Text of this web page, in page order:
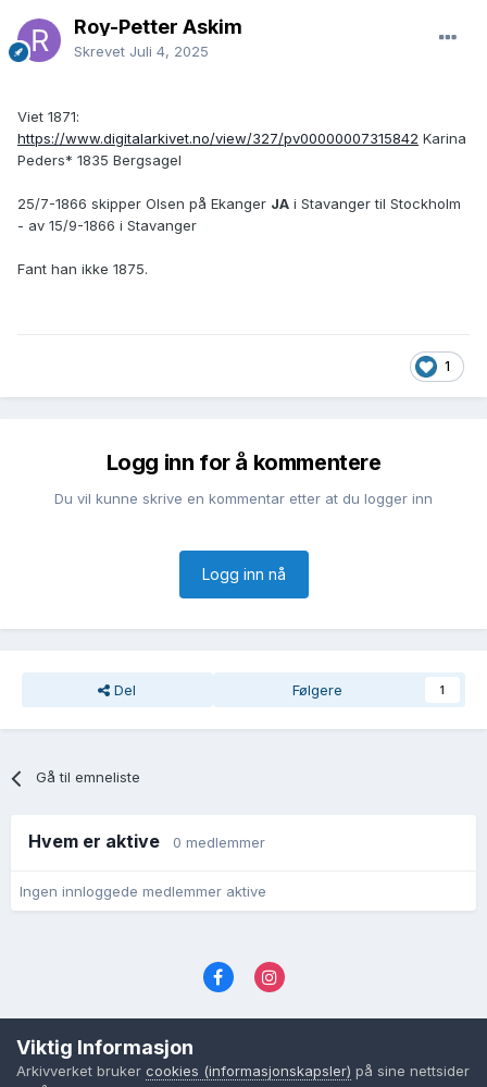
Roy-Petter Askim
Skrevet Juli 4, 2025
Viet 1871:
https://www.digitalarkivet.no/view/327/pv00000007315842 Karina
Peders* 1835 Bergsagel
25/7-1866 skipper Olsen på Ekanger JA i Stavanger til Stockholm
- av 15/9-1866 i Stavanger
Fant han ikke 1875.
1
Logg inn for å kommentere
Du vil kunne skrive en kommentar etter at du logger inn
Logg inn nå
Del Følgere 1
Gå til emneliste
Hvem er aktive 0 medlemmer
Ingen innloggede medlemmer aktive
Cookies (informasjonskapsler)
Powered by Invision Community
Viktig Informasjon
Arkivverket bruker cookies (informasjonskapsler) på sine nettsider